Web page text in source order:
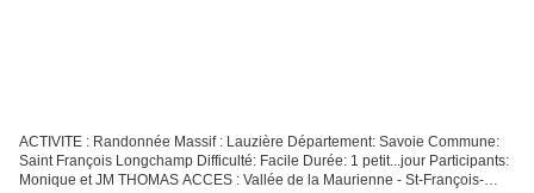
ACTIVITE : Randonnée Massif : Lauzière Département: Savoie Commune:
Saint François Longchamp Difficulté: Facile Durée: 1 petit...jour Participants:
Monique et JM THOMAS ACCES : Vallée de la Maurienne - St-François-